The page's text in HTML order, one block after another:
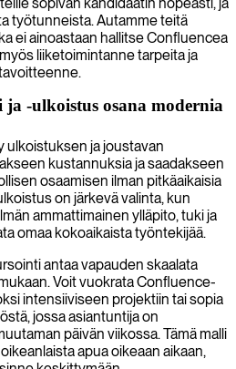
työtunneista. Autamme teitä
ei ainoastaan hallitse Confluencea
liiketoimintanne tarpeita ja
ja -ulkoistus osana modernia
ulkoistuksen ja joustavan
kustannuksia ja saadakseen
osaamisen ilman pitkäaikaisia
on järkevä valinta, kun
ammattimainen ylläpito, tuki ja
omaa kokoaikaista työntekijää.
antaa vapauden skaalata
Voit vuokrata Confluence-
intensiiviseen projektiin tai sopia
jossa asiantuntija on
päivän viikossa. Tämä malli
apua oikeaan aikaan,